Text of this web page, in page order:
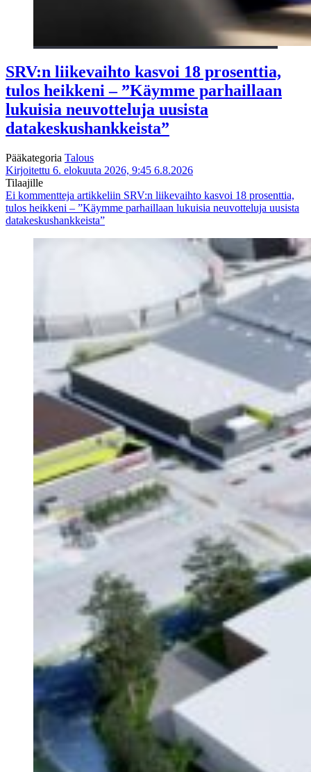
SRV:n liikevaihto kasvoi 18 prosenttia,
tulos heikkeni – ”Käymme parhaillaan
lukuisia neuvotteluja uusista
datakeskushankkeista”
Pääkategoria Talous
Kirjoitettu 6. elokuuta 2026, 9:45 6.8.2026
Tilaajille
Ei kommentteja artikkeliin SRV:n liikevaihto kasvoi 18 prosenttia,
tulos heikkeni – ”Käymme parhaillaan lukuisia neuvotteluja uusista
datakeskushankkeista”